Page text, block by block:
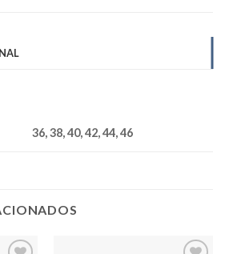
36, 38, 40, 42, 44, 46